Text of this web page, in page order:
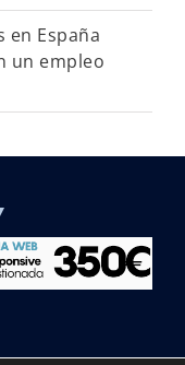
en España
un empleo